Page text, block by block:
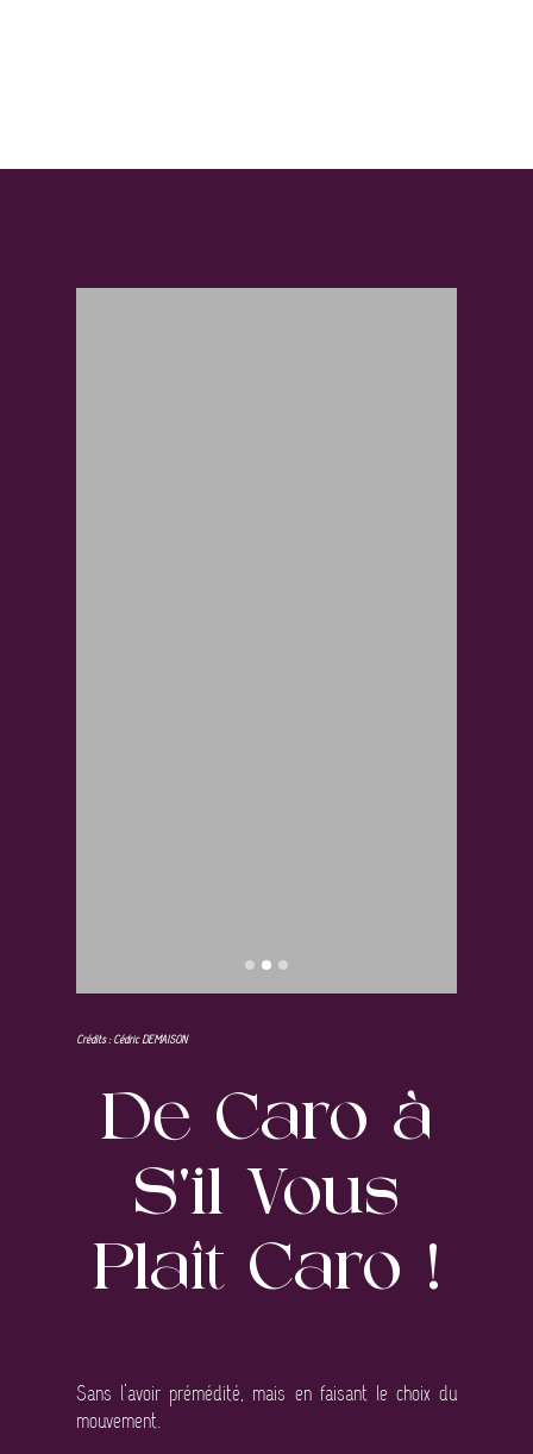
Crédits : Cédric DEMAISON
De Caro à
S’il Vous
Plaît Caro !
Sans l’avoir prémédité, mais en faisant le choix du
mouvement.